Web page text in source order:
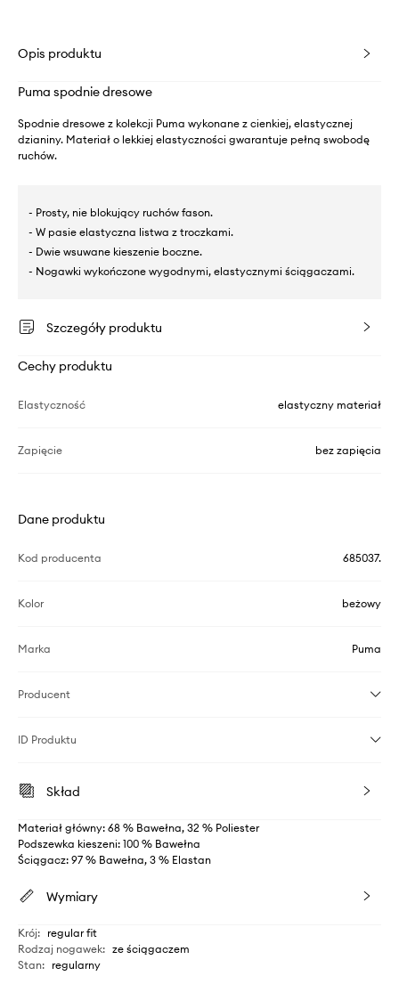
Opis produktu
Puma spodnie dresowe
Spodnie dresowe z kolekcji Puma wykonane z cienkiej, elastycznej
dzianiny. Materiał o lekkiej elastyczności gwarantuje pełną swobodę
ruchów.
- Prosty, nie blokujący ruchów fason.
- W pasie elastyczna listwa z troczkami.
- Dwie wsuwane kieszenie boczne.
- Nogawki wykończone wygodnymi, elastycznymi ściągaczami.
Szczegóły produktu
Cechy produktu
Elastyczność elastyczny materiał
Zapięcie bez zapięcia
Dane produktu
Kod producenta 685037.
Kolor beżowy
Marka Puma
Producent
ID Produktu
Skład
Materiał główny: 68 % Bawełna, 32 % Poliester
Podszewka kieszeni: 100 % Bawełna
Ściągacz: 97 % Bawełna, 3 % Elastan
Wymiary
Krój: regular fit
Rodzaj nogawek: ze ściągaczem
Stan: regularny